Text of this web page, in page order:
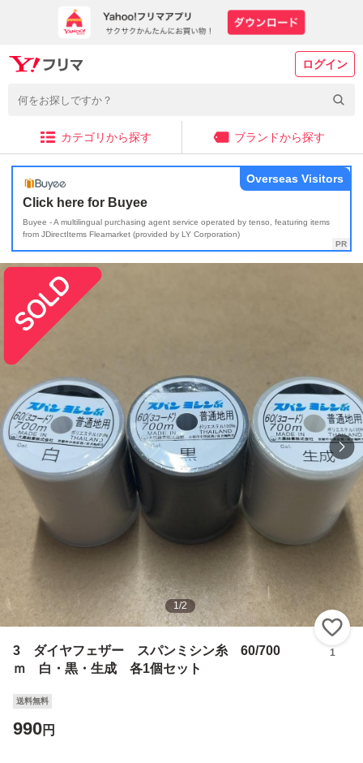
ログイン
カテゴリから探す ブランドから探す
Click here for Buyee
Buyee - A multilingual purchasing agent service operated by tenso, featuring items
from JDirectItems Fleamarket (provided by LY Corporation)
Overseas Visitors
1/2
3 ダイヤフェザー スパンミシン糸 60/700
ｍ 白・黒・生成 各1個セット
1
送料無料
990円